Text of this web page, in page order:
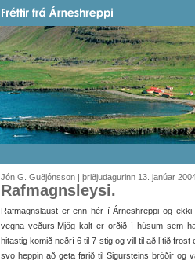
Jón G. Guðjónsson | þriðjudagurinn 13. janúar
Rafmagnsleysi.
Rafmagnslaust er enn hér í Árneshreppi og
vegna veðurs.Mjög kalt er orðið í húsum sem
hitastig komið neðrí 6 til 7 stig og vill til að lítið
svo heppin að geta farið til Sigursteins bróðir og